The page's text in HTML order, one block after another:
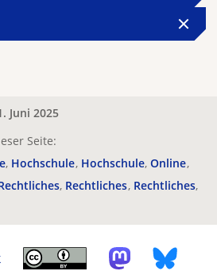
Juni 2025
Seite:
Hochschule Hochschule Online
Rechtliches Rechtliches